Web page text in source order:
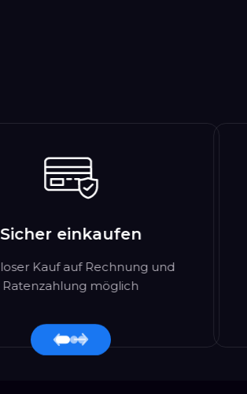
Sicher einkaufen
Kauf auf Rechnung und
Ratenzahlung möglich